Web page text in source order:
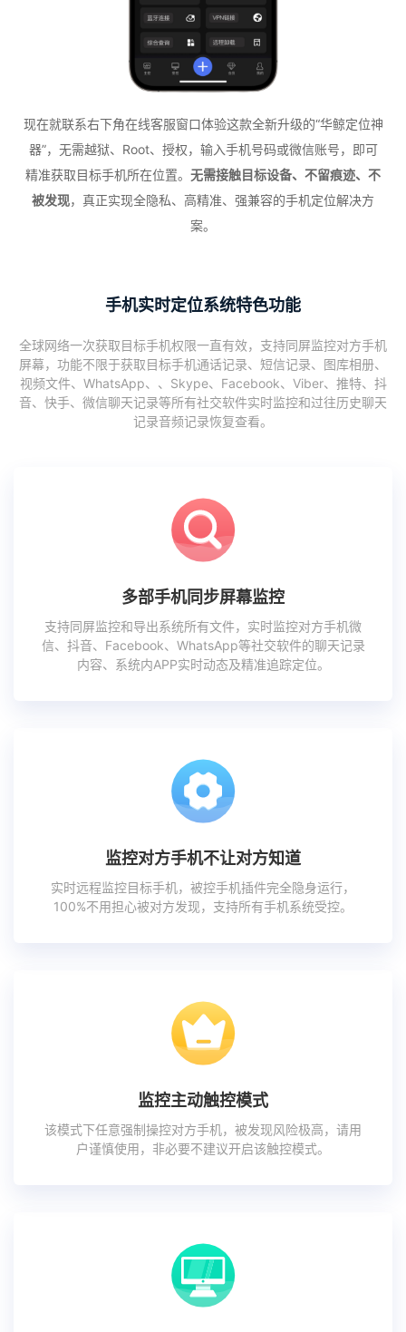
现在就联系右下角在线客服窗口体验这款全新升级的“华鲸定位神
器”，无需越狱、Root、授权，输入手机号码或微信账号，即可
精准获取目标手机所在位置。 无需接触目标设备、不留痕迹、不
被发现，真正实现全隐私、高精准、强兼容的手机定位解决方
案。
手机实时定位系统特色功能
全球网络一次获取目标手机权限一直有效，支持同屏监控对方手机
屏幕，功能不限于获取目标手机通话记录、短信记录、图库相册、
视频文件、WhatsApp、、Skype、Facebook、Viber、推特、抖
音、快手、微信聊天记录等所有社交软件实时监控和过往历史聊天
记录音频记录恢复查看。
多部手机同步屏幕监控
支持同屏监控和导出系统所有文件，实时监控对方手机微
信、抖音、Facebook、WhatsApp等社交软件的聊天记录
内容、系统内APP实时动态及精准追踪定位。
监控对方手机不让对方知道
实时远程监控目标手机，被控手机插件完全隐身运行，
100%不用担心被对方发现，支持所有手机系统受控。
监控主动触控模式
该模式下任意强制操控对方手机，被发现风险极高，请用
户谨慎使用，非必要不建议开启该触控模式。